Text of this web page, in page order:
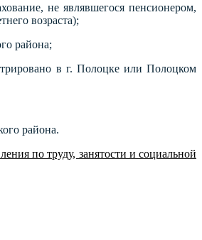
не являвшегося пенсионером,
возраста);
района;
в г. Полоцке или Полоцком
района.
по труду, занятости и социальной